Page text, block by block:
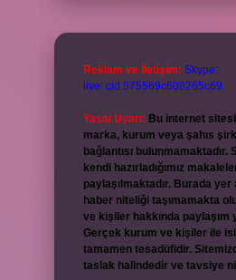
Reklam ve İletişim: Skype:
live:.cid.575569c608265c69
Yasal Uyarı: Bu internet
marka, kurum veya şahıs
bağlantısı bulunmamaktadır.
kendi hazırladığımız
paylaşılmaktadır. Burada
haber niteliği taşımamakta
ve kişiler hakkında paylaşım
Gerçek kurum ve kişiler ile
tamamen tesadüfidir.
taslak halindedir ve tavsiye